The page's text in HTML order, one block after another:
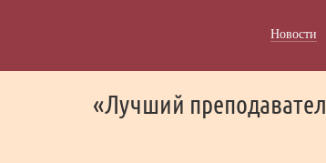
Новости
«Лучший